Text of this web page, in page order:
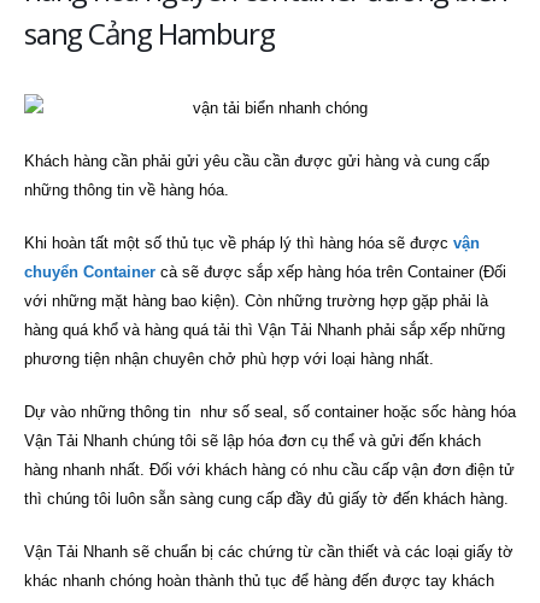
sang Cảng Hamburg
Khách hàng cần phải gửi yêu cầu cần được gửi hàng và cung cấp
những thông tin về hàng hóa.
Khi hoàn tất một số thủ tục về pháp lý thì hàng hóa sẽ được vận
chuyển Container cà sẽ được sắp xếp hàng hóa trên Container (Đối
với những mặt hàng bao kiện). Còn những trường hợp gặp phải là
hàng quá khổ và hàng quá tải thì Vận Tải Nhanh phải sắp xếp những
phương tiện nhận chuyên chở phù hợp với loại hàng nhất.
Dự vào những thông tin như số seal, số container hoặc sốc hàng hóa
Vận Tải Nhanh chúng tôi sẽ lập hóa đơn cụ thể và gửi đến khách
hàng nhanh nhất. Đối với khách hàng có nhu cầu cấp vận đơn điện tử
thì chúng tôi luôn sẵn sàng cung cấp đầy đủ giấy tờ đến khách hàng.
Vận Tải Nhanh sẽ chuẩn bị các chứng từ cần thiết và các loại giấy tờ
khác nhanh chóng hoàn thành thủ tục để hàng đến được tay khách